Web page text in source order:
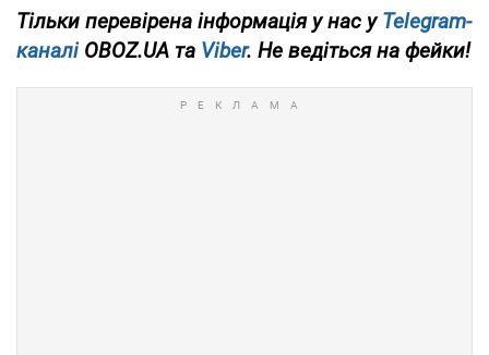
Тільки перевірена інформація у нас уTelegram-
каналіOBOZ.UA та Viber. Не ведіться на фейки!